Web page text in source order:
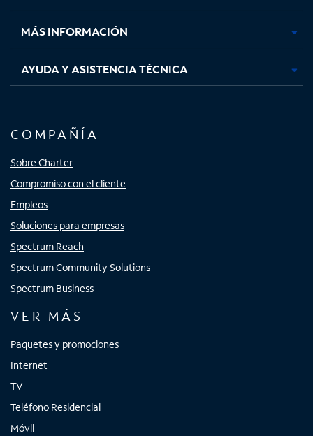
nuevanuevanuevanueva
MÁS INFORMACIÓN
AYUDA Y ASISTENCIA TÉCNICA
COMPAÑÍA
Sobre Charter
Compromiso con el cliente
Empleos
Soluciones para empresas
Spectrum Reach
Spectrum Community Solutions
Spectrum Business
VER MÁS
Paquetes y promociones
Internet
TV
Teléfono Residencial
Móvil